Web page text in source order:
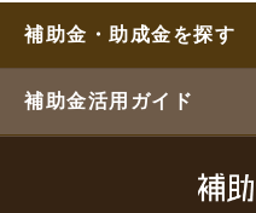
補助金・助成金を探す
補助金活用ガイド